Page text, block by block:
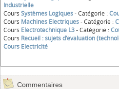
Industrielle
Cours Systèmes Logiques- Catégorie :
Cours Machines Electriques- Catégorie :
Cours Electrotechnique L3- Catégorie :
Cours Recueil : sujets d’evaluation
Cours Electricité
Commentaires